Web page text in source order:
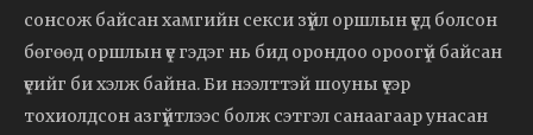
сонсож байсан хамгийн секси зүйл оршлын үед болсон
бөгөөд оршлын үе гэдэг нь бид орондоо ороогүй байсан
үеийг би хэлж байна. Би нээлттэй шоуны үеэр
тохиолдсон азгүйтлээс болж сэтгэл санаагаар унасан